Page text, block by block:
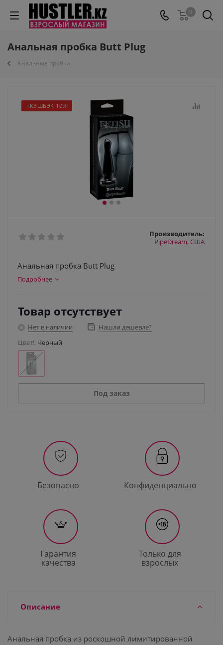
0
Анальная пробка Butt Plug
Анальные пробки
+КЭШБЭК 10%
Производитель:
PipeDream, США
Анальная пробка Butt Plug
Подробнее
Товар отсутствует
Нет в наличии
Нашли дешевле?
Цвет!: Черный
Под заказ
Безопасно Конфиденциально
Гарантия
качества
Только для
взрослых
Описание
Анальная пробка из роскошной лимитированной